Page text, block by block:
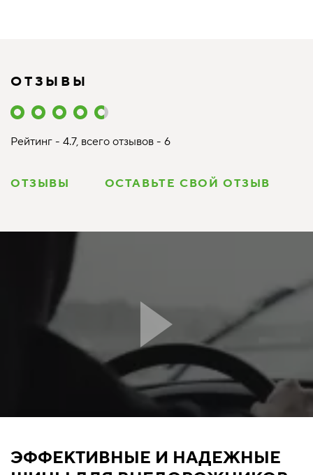
ОТЗЫВЫ
Рейтинг - 4.7, всего отзывов - 6
ОТЗЫВЫ ОСТАВЬТЕ СВОЙ ОТЗЫВ
ЭФФЕКТИВНЫЕ И НАДЕЖНЫЕ